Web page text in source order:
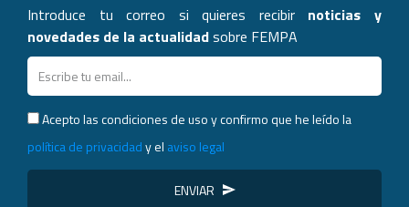
Introduce tu correo si quieres recibir noticias y
novedades de la actualidadsobre FEMPA
Acepto las condiciones de uso y confirmo que he leído la
política de privacidady el aviso legal
ENVIAR